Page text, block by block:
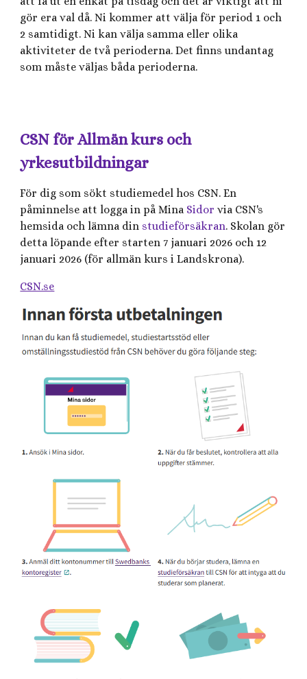
gör era val då. Ni kommer att välja för period 1 och
2 samtidigt. Ni kan välja samma eller olika
aktiviteter de två perioderna. Det finns undantag
som måste väljas båda perioderna.
CSN för Allmän kurs och
yrkesutbildningar
För dig som sökt studiemedel hos CSN. En
påminnelse att logga in på Mina Sidorvia CSN's
hemsida och lämna din studieförsäkran. Skolan gör
detta löpande efter starten 7 januari 2026 och 12
januari 2026 (för allmän kurs i Landskrona).
CSN.se